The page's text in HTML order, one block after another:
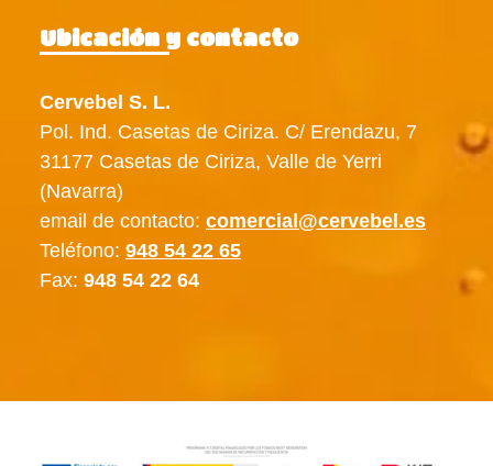
Ubicación y contacto
Cervebel S. L.
Pol. Ind. Casetas de Ciriza. C/ Erendazu, 7
31177 Casetas de Ciriza, Valle de Yerri
(Navarra)
email de contacto: comercial@cervebel.es
Teléfono: 948 54 22 65
Fax: 948 54 22 64